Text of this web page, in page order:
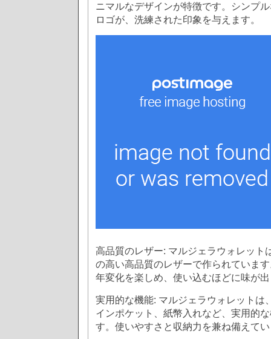
ニマルなデザインが特徴です。シンプ
ロゴが、洗練された印象を与えます。
高品質のレザー: マルジェラウォレット
の高い高品質のレザーで作られていま
年変化を楽しめ、使い込むほどに味が
実用的な機能: マルジェラウォレットは
インポケット、紙幣入れなど、実用的
す。使いやすさと収納力を兼ね備えて